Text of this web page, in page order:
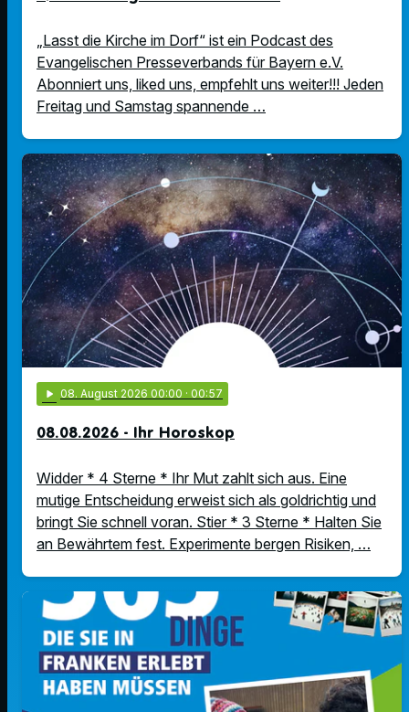
„Lasst die Kirche im Dorf“ ist ein Podcast des
Evangelischen Presseverbands für Bayern e.V.
Abonniert uns, liked uns, empfehlt uns weiter!!! Jeden
Freitag und Samstag spannende …
play_arrow 08. August 2026 00:00 · 00:57
08.08.2026 - Ihr Horoskop
Widder * 4 Sterne * Ihr Mut zahlt sich aus. Eine
mutige Entscheidung erweist sich als goldrichtig und
bringt Sie schnell voran. Stier * 3 Sterne * Halten Sie
an Bewährtem fest. Experimente bergen Risiken, …